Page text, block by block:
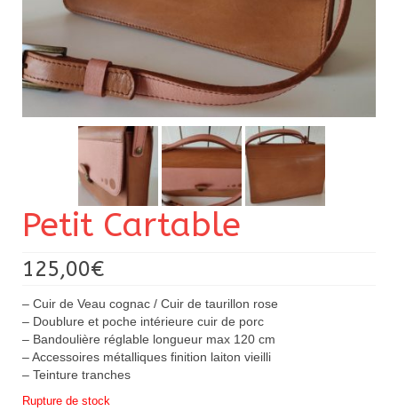
Petit Cartable
125,00€
– Cuir de Veau cognac / Cuir de taurillon rose
– Doublure et poche intérieure cuir de porc
– Bandoulière réglable longueur max 120 cm
– Accessoires métalliques finition laiton vieilli
– Teinture tranches
Rupture de stock